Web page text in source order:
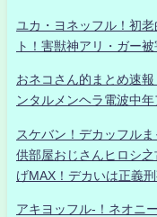
ユカ・ヨネッフル！初
ト！害獣神アリ・ガー
おネコさん的まとめ速
ンタルメンヘラ電波中
スケバン！デカッフル
供部屋おじさんヒロシ
げMAX！デカいは正義
アキヨッフル-！ネオニ